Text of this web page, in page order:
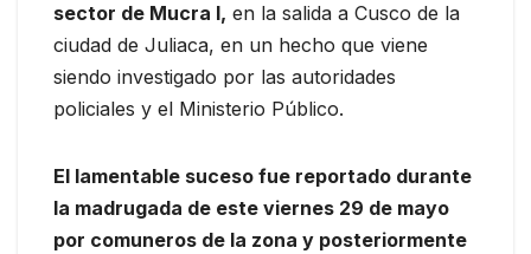
sector de Mucra I, en la salida a Cusco de la
ciudad de Juliaca, en un hecho que viene
siendo investigado por las autoridades
policiales y el Ministerio Público.
El lamentable suceso fue reportado durante
la madrugada de este viernes 29 de mayo
por comuneros de la zona y posteriormente